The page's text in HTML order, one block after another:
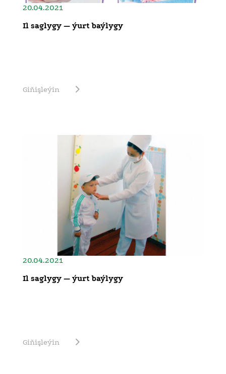
20.04.2021
Il saglygy — ýurt baýlygy
Giňişleýin
20.04.2021
Il saglygy — ýurt baýlygy
Giňişleýin